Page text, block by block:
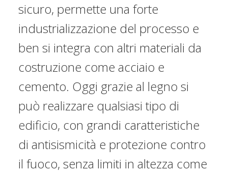
sicuro, permette una forte
industrializzazione del processo e
ben si integra con altri materiali da
costruzione come acciaio e
cemento. Oggi grazie al legno si
può realizzare qualsiasi tipo di
edificio, con grandi caratteristiche
di antisismicità e protezione contro
il fuoco, senza limiti in altezza come